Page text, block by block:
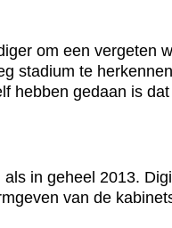
om een vergeten
stadium te
gedaan is
in geheel 2013.
van de